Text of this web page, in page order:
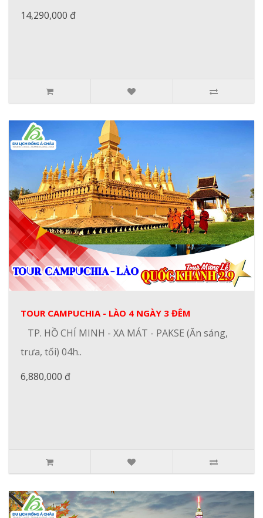
14,290,000 đ
TOUR CAMPUCHIA - LÀO 4 NGÀY 3 ĐÊM
TP. HỒ CHÍ MINH - XA MÁT - PAKSE (Ăn sáng,
trưa, tối) 04h..
6,880,000 đ